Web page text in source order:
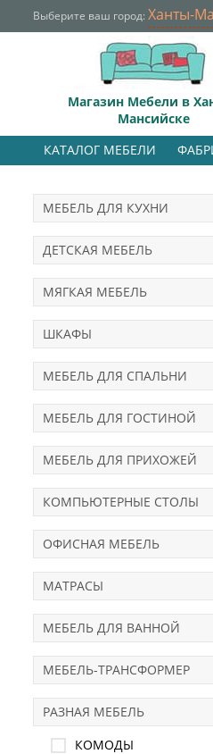
Выберите ваш город: Ханты-
Магазин Мебели в
Мансийске
КАТАЛОГ МЕБЕЛИ
МЕБЕЛЬ ДЛЯ КУХНИ
ДЕТСКАЯ МЕБЕЛЬ
МЯГКАЯ МЕБЕЛЬ
ШКАФЫ
МЕБЕЛЬ ДЛЯ СПАЛЬНИ
МЕБЕЛЬ ДЛЯ ГОСТИНОЙ
МЕБЕЛЬ ДЛЯ ПРИХОЖЕЙ
КОМПЬЮТЕРНЫЕ СТОЛЫ
ОФИСНАЯ МЕБЕЛЬ
МАТРАСЫ
МЕБЕЛЬ ДЛЯ ВАННОЙ
МЕБЕЛЬ-ТРАНСФОРМЕР
РАЗНАЯ МЕБЕЛЬ
КОМОДЫ